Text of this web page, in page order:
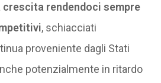
rendendoci sempre
, schiacciati
proveniente dagli Stati
potenzialmente in ritardo